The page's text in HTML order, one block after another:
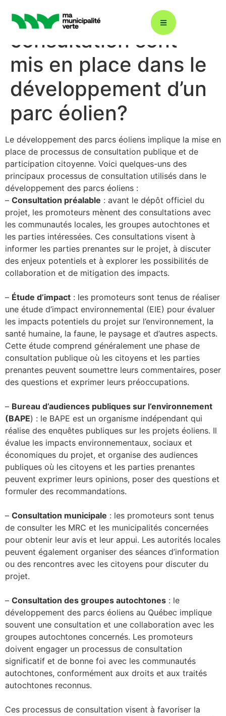
Décarbonation : ÉcoÉnergie 360
Plans climat
Énergies renouvelables
Gestion durable de l’eau
Éclairage urbain
Érosion côtière
Urbanisme
Autres initiatives vertes
Quels processus de
consultation sont
mis en place dans le
développement d’un
parc éolien?
Le développement des parcs éoliens implique la mise en
place de processus de consultation publique et de
participation citoyenne. Voici quelques-uns des
principaux processus de consultation utilisés dans le
développement des parcs éoliens :
– Consultation préalable : avant le dépôt officiel du
projet, les promoteurs mènent des consultations avec
les communautés locales, les groupes autochtones et
les parties intéressées. Ces consultations visent à
informer les parties prenantes sur le projet, à discuter
des enjeux potentiels et à explorer les possibilités de
collaboration et de mitigation des impacts.
– Étude d’impact : les promoteurs sont tenus de réaliser
une étude d’impact environnemental (EIE) pour évaluer
les impacts potentiels du projet sur l’environnement, la
santé humaine, la faune, le paysage et d’autres aspects.
Cette étude comprend généralement une phase de
consultation publique où les citoyens et les parties
prenantes peuvent soumettre leurs commentaires, poser
des questions et exprimer leurs préoccupations.
– Bureau d’audiences publiques sur l’environnement
(BAPE) : le BAPE est un organisme indépendant qui
réalise des enquêtes publiques sur les projets éoliens. Il
évalue les impacts environnementaux, sociaux et
économiques du projet, et organise des audiences
publiques où les citoyens et les parties prenantes
peuvent exprimer leurs opinions, poser des questions et
formuler des recommandations.
– Consultation municipale : les promoteurs sont tenus
de consulter les MRC et les municipalités concernées
pour obtenir leur avis et leur appui. Les autorités locales
peuvent également organiser des séances d’information
ou des rencontres avec les citoyens pour discuter du
projet.
– Consultation des groupes autochtones : le
développement des parcs éoliens au Québec implique
souvent une consultation et une collaboration avec les
groupes autochtones concernés. Les promoteurs
doivent engager un processus de consultation
significatif et de bonne foi avec les communautés
autochtones, conformément aux droits et aux traités
autochtones reconnus.
Ces processus de consultation visent à favoriser la